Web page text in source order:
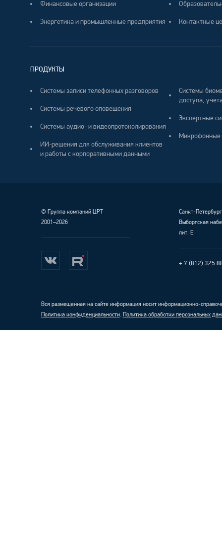
Финансовые организации
Энергетика и промышленные предприятия Контактные
ПРОДУКТЫ
Системы записи телефонных разговоров
Системы речевого оповещения
Системы аудио- и видеопротоколирования
ИИ-решения для обслуживания клиентов
и работы с корпоративными данными
Системы
доступа,
Экспертные
Микрофонные
© Группа компаний ЦРТ
2001–2026
Санкт-Петербург
Выборгская
лит. Е
+ 7 (812) 325
Вся размещенная на сайте информация носит информационно-
Политика конфиденциальности. Политика обработки персональных